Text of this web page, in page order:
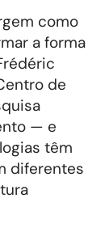
como
a forma
de
— e
têm
diferentes